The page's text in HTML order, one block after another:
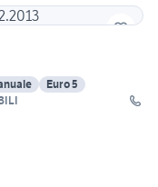
Euro 5